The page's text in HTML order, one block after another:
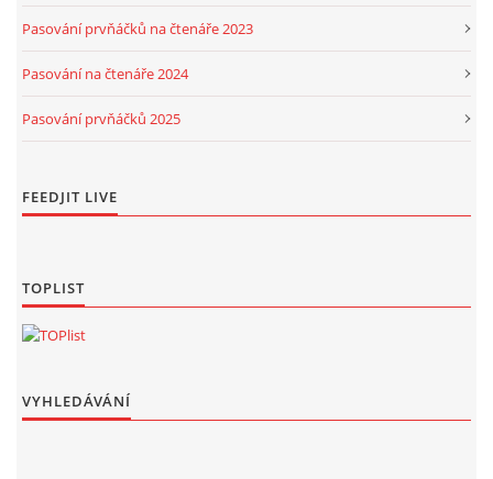
Pasování prvňáčků na čtenáře 2023
Pasování na čtenáře 2024
Pasování prvňáčků 2025
FEEDJIT LIVE
TOPLIST
VYHLEDÁVÁNÍ